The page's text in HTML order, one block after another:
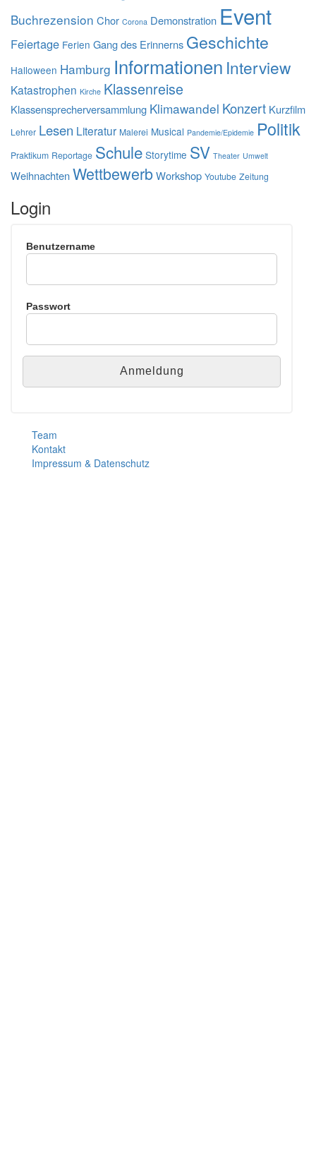
Buchrezension Chor Corona Demonstration Event
Feiertage Ferien Gang des Erinnerns Geschichte
Halloween Hamburg Informationen Interview
Katastrophen Kirche Klassenreise
Klassensprecherversammlung Klimawandel Konzert Kurzfilm
Lehrer Lesen Literatur Malerei Musical Pandemie/Epidemie Politik
Praktikum Reportage Schule Storytime SV Theater Umwelt
WeihnachtenWettbewerbWorkshop Youtube Zeitung
Login
Benutzername
Passwort
Team
Kontakt
Impressum & Datenschutz